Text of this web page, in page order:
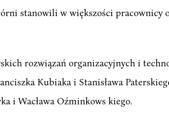
stanowili w większości pracownicy
rozwiązań organizacyjnych i
Kubiaka i Stanisława
i Wacława Oźminkows kiego.